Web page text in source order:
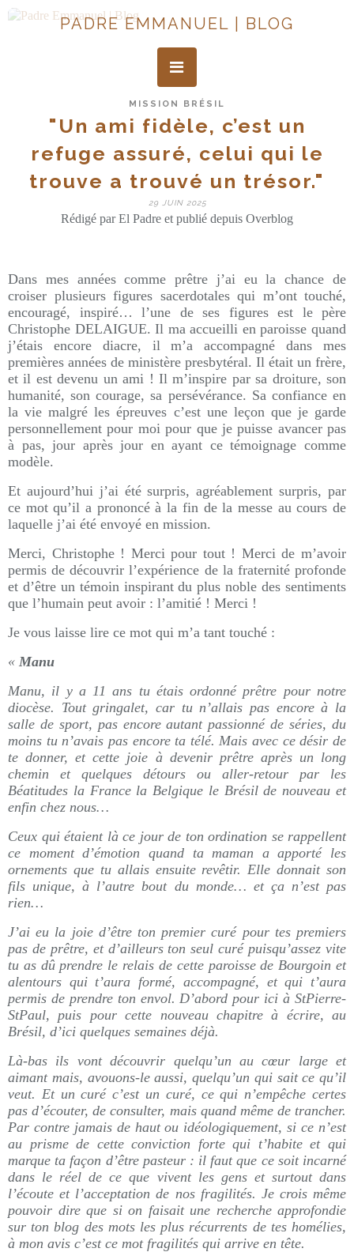
PADRE EMMANUEL | BLOG
MISSION BRÉSIL
"Un ami fidèle, c’est un
refuge assuré, celui qui le
trouve a trouvé un trésor."
29 JUIN 2025
Rédigé par El Padre et publié depuis Overblog
Dans mes années comme prêtre j’ai eu la chance de
croiser plusieurs figures sacerdotales qui m’ont touché,
encouragé, inspiré… l’une de ses figures est le père
Christophe DELAIGUE. Il ma accueilli en paroisse quand
j’étais encore diacre, il m’a accompagné dans mes
premières années de ministère presbytéral. Il était un frère,
et il est devenu un ami ! Il m’inspire par sa droiture, son
humanité, son courage, sa persévérance. Sa confiance en
la vie malgré les épreuves c’est une leçon que je garde
personnellement pour moi pour que je puisse avancer pas
à pas, jour après jour en ayant ce témoignage comme
modèle.
Et aujourd’hui j’ai été surpris, agréablement surpris, par
ce mot qu’il a prononcé à la fin de la messe au cours de
laquelle j’ai été envoyé en mission.
Merci, Christophe ! Merci pour tout ! Merci de m’avoir
permis de découvrir l’expérience de la fraternité profonde
et d’être un témoin inspirant du plus noble des sentiments
que l’humain peut avoir : l’amitié ! Merci !
Je vous laisse lire ce mot qui m’a tant touché :
« Manu
Manu, il y a 11 ans tu étais ordonné prêtre pour notre
diocèse. Tout gringalet, car tu n’allais pas encore à la
salle de sport, pas encore autant passionné de séries, du
moins tu n’avais pas encore ta télé. Mais avec ce désir de
te donner, et cette joie à devenir prêtre après un long
chemin et quelques détours ou aller-retour par les
Béatitudes la France la Belgique le Brésil de nouveau et
enfin chez nous…
Ceux qui étaient là ce jour de ton ordination se rappellent
ce moment d’émotion quand ta maman a apporté les
ornements que tu allais ensuite revêtir. Elle donnait son
fils unique, à l’autre bout du monde… et ça n’est pas
rien…
J’ai eu la joie d’être ton premier curé pour tes premiers
pas de prêtre, et d’ailleurs ton seul curé puisqu’assez vite
tu as dû prendre le relais de cette paroisse de Bourgoin et
alentours qui t’aura formé, accompagné, et qui t’aura
permis de prendre ton envol. D’abord pour ici à StPierre-
StPaul, puis pour cette nouveau chapitre à écrire, au
Brésil, d’ici quelques semaines déjà.
Là-bas ils vont découvrir quelqu’un au cœur large et
aimant mais, avouons-le aussi, quelqu’un qui sait ce qu’il
veut. Et un curé c’est un curé, ce qui n’empêche certes
pas d’écouter, de consulter, mais quand même de trancher.
Par contre jamais de haut ou idéologiquement, si ce n’est
au prisme de cette conviction forte qui t’habite et qui
marque ta façon d’être pasteur : il faut que ce soit incarné
dans le réel de ce que vivent les gens et surtout dans
l’écoute et l’acceptation de nos fragilités. Je crois même
pouvoir dire que si on faisait une recherche approfondie
sur ton blog des mots les plus récurrents de tes homélies,
à mon avis c’est ce mot fragilités qui arrive en tête.